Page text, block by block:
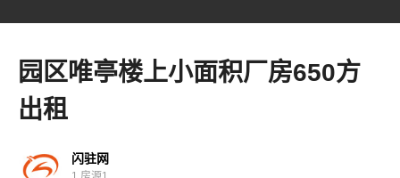
园区唯亭楼上小面积厂房650方
出租
闪驻网